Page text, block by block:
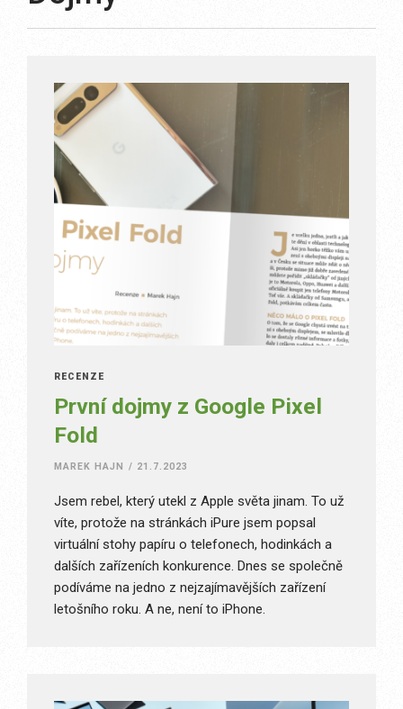
RECENZE
První dojmy z Google Pixel
Fold
MAREK HAJN / 21.7.2023
Jsem rebel, který utekl z Apple světa jinam. To už
víte, protože na stránkách iPure jsem popsal
virtuální stohy papíru o telefonech, hodinkách a
dalších zařízeních konkurence. Dnes se společně
podíváme na jedno z nejzajímavějších zařízení
letošního roku. A ne, není to iPhone.